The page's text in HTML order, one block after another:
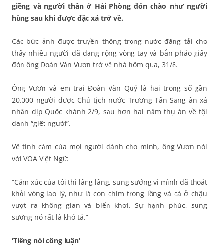
giềng và người thân ở Hải Phòng đón chào như người
hùng sau khi được đặc xá trở về.
Các bức ảnh được truyền thông trong nước đăng tải cho
thấy nhiều người đã dang rộng vòng tay và bắn pháo giấy
đón ông Đoàn Văn Vươn trở về nhà hôm qua, 31/8.
Ông Vươn và em trai Đoàn Văn Quý là hai trong số gần
20.000 người được Chủ tịch nước Trương Tấn Sang ân xá
nhân dịp Quốc khánh 2/9, sau hơn hai năm thụ án về tội
danh “giết người”.
Về tình cảm của mọi người dành cho mình, ông Vươn nói
với VOA Việt Ngữ:
“Cảm xúc của tôi thì lâng lâng, sung sướng vì mình đã thoát
khỏi vòng lao lý, như là con chim trong lồng và cá ở chậu
vượt ra không gian và biển khơi. Sự hạnh phúc, sung
sướng nó rất là khó tả.”
‘Tiếng nói công luận’